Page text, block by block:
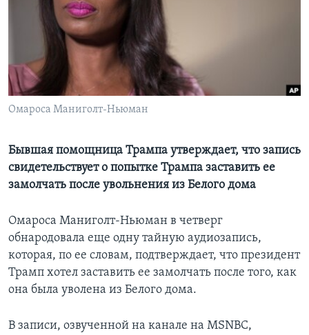
Learning English
СОЦИАЛЬНЫЕ СЕТИ
Омароса Маниголт-Ньюман
Бывшая помощница Трампа утверждает, что запись
свидетельствует о попытке Трампа заставить ее
замолчать после увольнения из Белого дома
Омароса Маниголт-Ньюман в четверг
обнародовала еще одну тайную аудиозапись,
которая, по ее словам, подтверждает, что президент
Трамп хотел заставить ее замолчать после того, как
она была уволена из Белого дома.
В записи, озвученной на канале на MSNBC,